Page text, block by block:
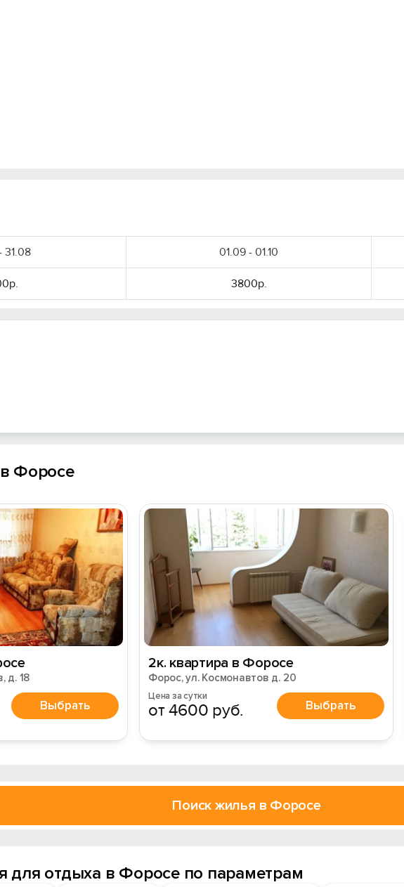
31.08 01.09 - 01.10
3800р.
Форосе
д. 18
Выбрать
2к. квартира в Форосе
Форос, ул. Космонавтов д. 20
Цена за сутки
от 4600 руб. Выбрать
Поиск жилья в Форосе
для отдыха в Форосе по параметрам